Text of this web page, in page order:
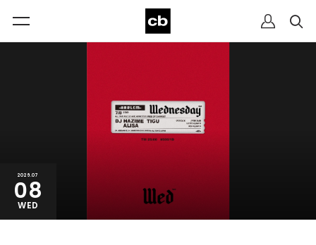
2026.07
08
WED